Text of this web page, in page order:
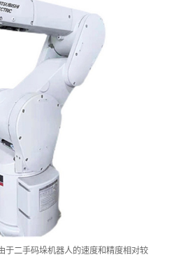
于二手码垛机器人的速度和精度相对较